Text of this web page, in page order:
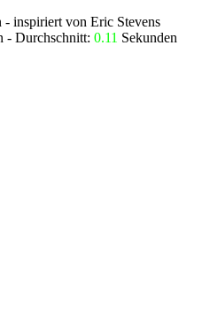
- inspiriert von Eric Stevens
- Durchschnitt: 0.11 Sekunden